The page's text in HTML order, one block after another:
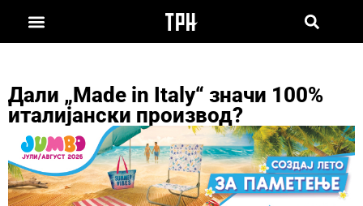
Дали „Made in Italy“ значи 100%
италијански производ?